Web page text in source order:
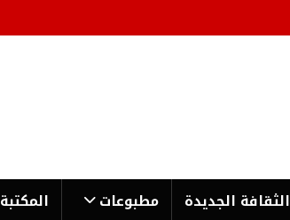
الثقافة الجدیدة مطبوعات المكتبة